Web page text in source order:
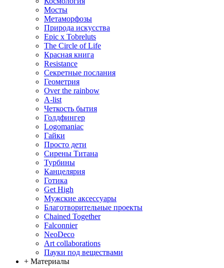
Мосты
Метаморфозы
Природа искусства
Epic x Tobreluts
The Circle of Life
Красная книга
Resistance
Секретные послания
Геометрия
Over the rainbow
A-list
Четкость бытия
Голдфингер
Logomaniac
Гайки
Просто дети
Сирены Титана
Турбины
Канцелярия
Готика
Get High
Мужские аксессуары
Благотворительные проекты
Chained Together
Falconnier
NeoDeco
Аrt collaborations
Пауки под веществами
+ Материалы